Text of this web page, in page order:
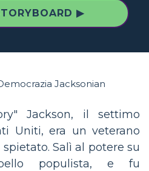
▶
Jackson, il settimo
Uniti, era un veterano
Salì al potere su
populista, e fu